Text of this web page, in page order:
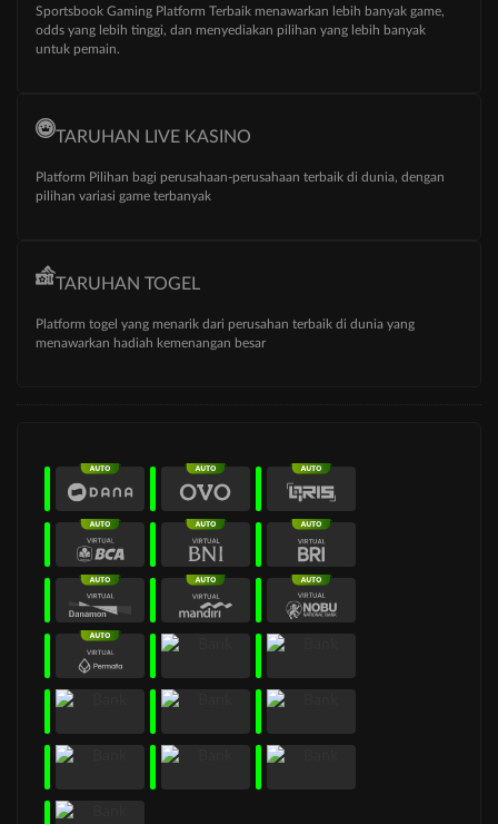
Sportsbook Gaming Platform Terbaik menawarkan lebih banyak game,
odds yang lebih tinggi, dan menyediakan pilihan yang lebih banyak
untuk pemain.
TARUHAN LIVE KASINO
Platform Pilihan bagi perusahaan-perusahaan terbaik di dunia, dengan
pilihan variasi game terbanyak
TARUHAN TOGEL
Platform togel yang menarik dari perusahan terbaik di dunia yang
menawarkan hadiah kemenangan besar